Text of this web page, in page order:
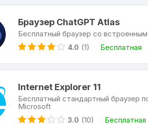
Браузер ChatGPT Atlas
Бесплатный браузер со
4.0 (1) Бесплатная
Internet Explorer 11
Бесплатный стандартный браузер
Microsoft
3.0 (10) Бесплатная